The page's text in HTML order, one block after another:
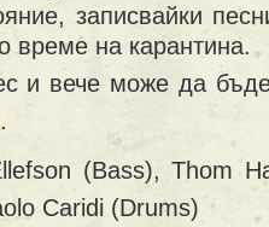
записвайки
време на карантина.
и вече може да
.
(Bass), Thom
Caridi (Drums)